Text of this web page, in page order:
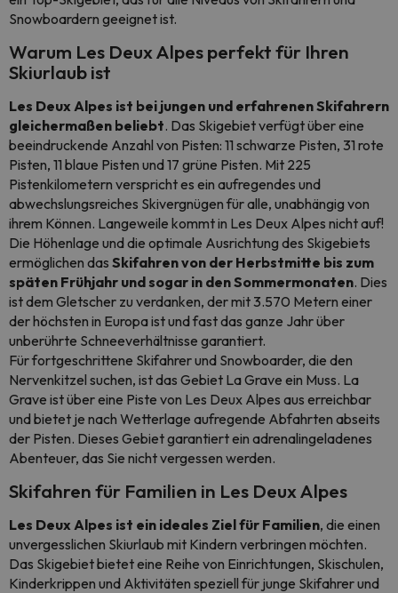
Snowboardern geeignet ist.
Warum Les Deux Alpes perfekt für Ihren
Skiurlaub ist
Les Deux Alpes ist bei jungen und erfahrenen Skifahrern
gleichermaßen beliebt. Das Skigebiet verfügt über eine
beeindruckende Anzahl von Pisten: 11 schwarze Pisten, 31 rote
Pisten, 11 blaue Pisten und 17 grüne Pisten. Mit 225
Pistenkilometern verspricht es ein aufregendes und
abwechslungsreiches Skivergnügen für alle, unabhängig von
ihrem Können. Langeweile kommt in Les Deux Alpes nicht auf!
Die Höhenlage und die optimale Ausrichtung des Skigebiets
ermöglichen das Skifahren von der Herbstmitte bis zum
späten Frühjahr und sogar in den Sommermonaten. Dies
ist dem Gletscher zu verdanken, der mit 3.570 Metern einer
der höchsten in Europa ist und fast das ganze Jahr über
unberührte Schneeverhältnisse garantiert.
Für fortgeschrittene Skifahrer und Snowboarder, die den
Nervenkitzel suchen, ist das Gebiet La Grave ein Muss. La
Grave ist über eine Piste von Les Deux Alpes aus erreichbar
und bietet je nach Wetterlage aufregende Abfahrten abseits
der Pisten. Dieses Gebiet garantiert ein adrenalingeladenes
Abenteuer, das Sie nicht vergessen werden.
Skifahren für Familien in Les Deux Alpes
Les Deux Alpes ist ein ideales Ziel für Familien, die einen
unvergesslichen Skiurlaub mit Kindern verbringen möchten.
Das Skigebiet bietet eine Reihe von Einrichtungen, Skischulen,
Kinderkrippen und Aktivitäten speziell für junge Skifahrer und